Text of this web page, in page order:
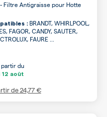
Filtre Antigraisse pour Hotte
: BRANDT, WHIRLPOOL,
FAGOR, CANDY, SAUTER,
FAURE ...
du
12 août
de24,77 €